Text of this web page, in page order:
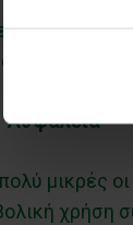
Ασφάλεια
πολύ μικρές
χρήση